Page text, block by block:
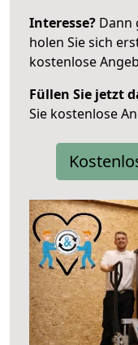
Interesse? Dann
holen Sie sich
kostenlose
Füllen Sie jetzt
Sie kostenlose